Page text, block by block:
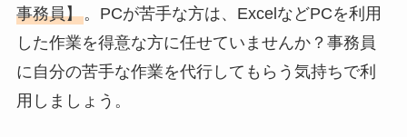
事務員】。PCが苦手な方は、ExcelなどPCを利用
した作業を得意な方に任せていませんか？事務員
に自分の苦手な作業を代行してもらう気持ちで利
用しましょう。